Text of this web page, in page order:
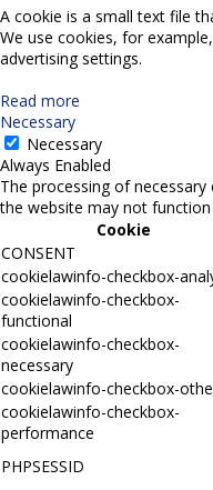
A cookie is a small text file
We use cookies, for
advertising settings.
Read more
Necessary
Necessary
Always Enabled
The processing of
the website may not
Cookie
CONSENT
cookielawinfo-checkbox-
cookielawinfo-checkbox-
functional
cookielawinfo-checkbox-
necessary
cookielawinfo-checkbox-
cookielawinfo-checkbox-
performance
PHPSESSID